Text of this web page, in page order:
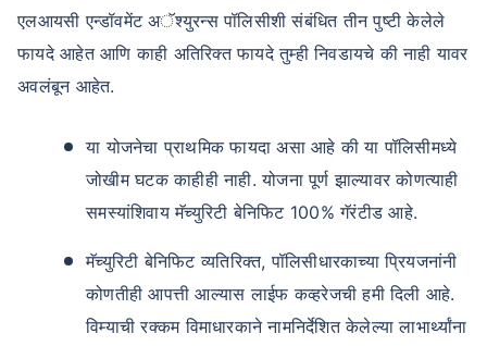
एलआयसी एन्डॉवमेंट अॅश्युरन्स पॉलिसीशी संबंधित तीन पुष्टी केलेले
फायदे आहेत आणि काही अतिरिक्त फायदे तुम्ही निवडायचे की नाही यावर
अवलंबून आहेत.
या योजनेचा प्राथमिक फायदा असा आहे की या पॉलिसीमध्ये
जोखीम घटक काहीही नाही. योजना पूर्ण झाल्यावर कोणत्याही
समस्यांशिवाय मॅच्युरिटी बेनिफिट 100% गॅरंटीड आहे.
मॅच्युरिटी बेनिफिट व्यतिरिक्त, पॉलिसीधारकाच्या प्रियजनांनी
कोणतीही आपत्ती आल्यास लाईफ कव्हरेजची हमी दिली आहे.
विम्याची रक्कम विमाधारकाने नामनिर्देशित केलेल्या लाभार्थ्यांना